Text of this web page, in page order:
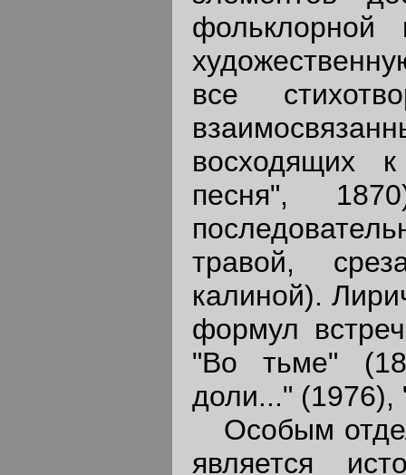
фольклорной
все
восходящих
песня",
травой,
калиной).
формул
"Во тьме"
доли..." (1976),
Особым
является